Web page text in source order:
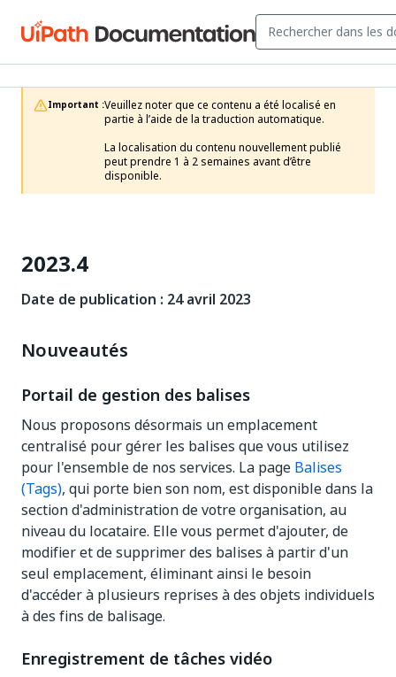
Important :Veuillez noter que ce contenu a été localisé en
partie à l’aide de la traduction automatique.
La localisation du contenu nouvellement publié
peut prendre 1 à 2 semaines avant d’être
disponible.
2023.4
Date de publication : 24 avril 2023
Nouveautés
Portail de gestion des balises
Nous proposons désormais un emplacement
centralisé pour gérer les balises que vous utilisez
pour l'ensemble de nos services. La page Balises
(Tags), qui porte bien son nom, est disponible dans la
section d'administration de votre organisation, au
niveau du locataire. Elle vous permet d'ajouter, de
modifier et de supprimer des balises à partir d'un
seul emplacement, éliminant ainsi le besoin
d'accéder à plusieurs reprises à des objets individuels
à des fins de balisage.
Enregistrement de tâches vidéo